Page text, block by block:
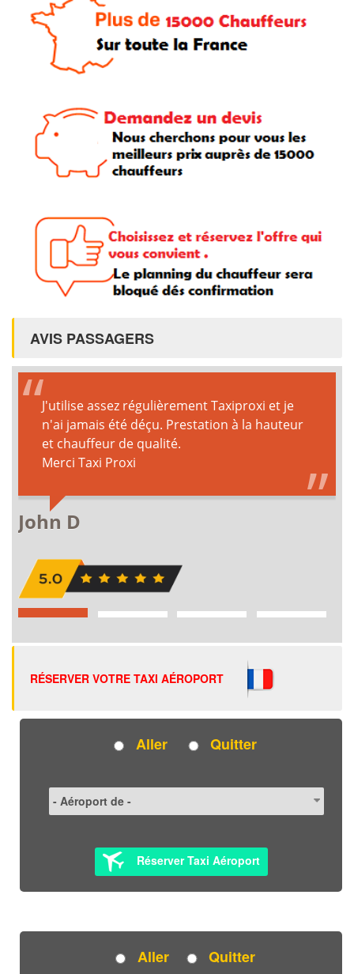
AVIS PASSAGERS
RÉSERVER VOTRE TAXI AÉROPORT
Aller Quitter
Réserver Taxi Aéroport
Aller Quitter